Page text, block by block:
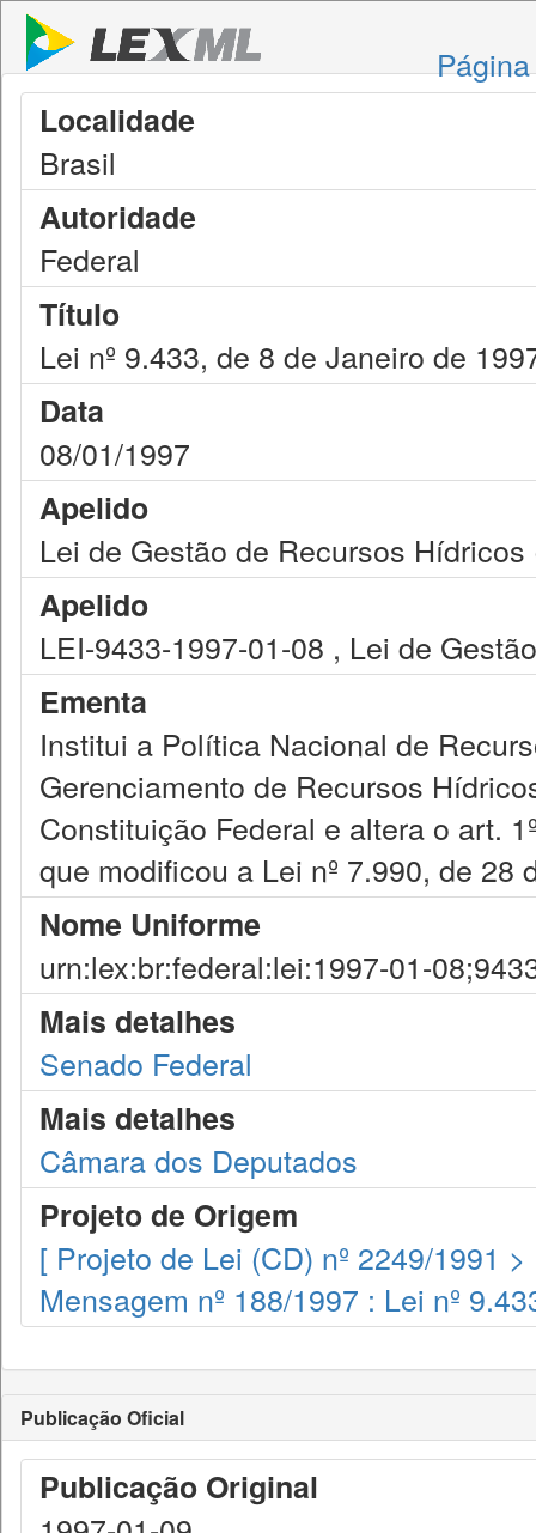
Localidade
Brasil
Autoridade
Federal
Título
Lei nº 9.433, de 8 de Janeiro de
Data
08/01/1997
Apelido
Lei de Gestão de Recursos Hídricos
Apelido
LEI-9433-1997-01-08 , Lei de
Ementa
Institui a Política Nacional de
Gerenciamento de Recursos
Constituição Federal e altera o art.
que modificou a Lei nº 7.990, de 28
Nome Uniforme
urn:lex:br:federal:lei:1997-01-
Mais detalhes
Senado Federal
Mais detalhes
Câmara dos Deputados
Projeto de Origem
[ Projeto de Lei (CD) nº 2249/1991
Mensagem nº 188/1997 : Lei nº
Publicação Oficial
Publicação Original